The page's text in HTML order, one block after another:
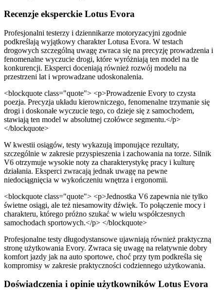
Recenzje eksperckie Lotus Evora
Profesjonalni testerzy i dziennikarze motoryzacyjni zgodnie
podkreślają wyjątkowy charakter Lotusa Evora. W testach
drogowych szczególną uwagę zwraca się na precyzję prowadzenia i
fenomenalne wyczucie drogi, które wyróżniają ten model na tle
konkurencji. Eksperci doceniają również rozwój modelu na
przestrzeni lat i wprowadzane udoskonalenia.
<blockquote class="quote"> <p>Prowadzenie Evory to czysta
poezja. Precyzja układu kierowniczego, fenomenalne trzymanie się
drogi i doskonałe wyczucie tego, co dzieje się z samochodem,
stawiają ten model w absolutnej czołówce segmentu.</p>
</blockquote>
W kwestii osiągów, testy wykazują imponujące rezultaty,
szczególnie w zakresie przyspieszenia i zachowania na torze. Silnik
V6 otrzymuje wysokie noty za charakterystykę pracy i kulturę
działania. Eksperci zwracają jednak uwagę na pewne
niedociągnięcia w wykończeniu wnętrza i ergonomii.
<blockquote class="quote"> <p>Jednostka V6 zapewnia nie tylko
świetne osiągi, ale też niesamowity dźwięk. To połączenie mocy i
charakteru, którego próżno szukać w wielu współczesnych
samochodach sportowych.</p> </blockquote>
Profesjonalne testy długodystansowe ujawniają również praktyczną
stronę użytkowania Evory. Zwraca się uwagę na relatywnie dobry
komfort jazdy jak na auto sportowe, choć przy tym podkreśla się
kompromisy w zakresie praktyczności codziennego użytkowania.
Doświadczenia i opinie użytkowników Lotus Evora